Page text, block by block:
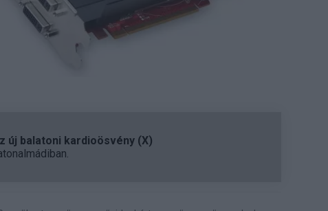
új balatoni kardioösvény (X)